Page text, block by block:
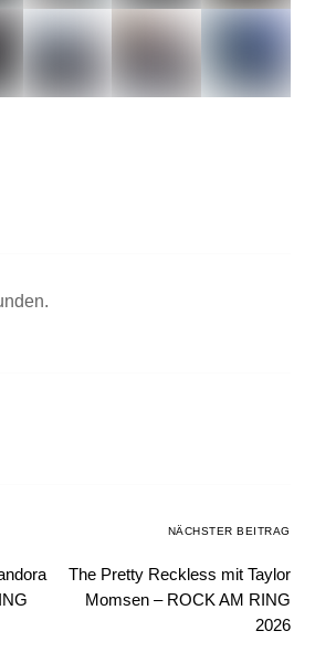
NÄCHSTER BEITRAG
The Pretty Reckless mit Taylor
Momsen – ROCK AM RING
2026